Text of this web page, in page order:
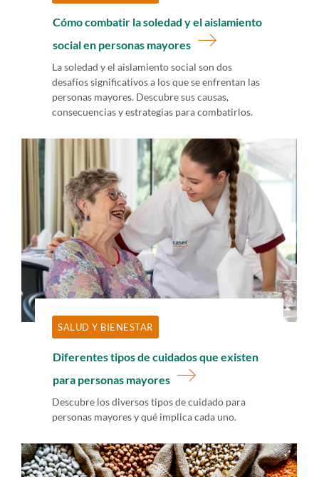
Cómo combatir la soledad y el aislamiento
social en personas mayores
La soledad y el aislamiento social son dos
desafíos significativos a los que se enfrentan las
personas mayores. Descubre sus causas,
consecuencias y estrategias para combatirlos.
SALUD Y BIENESTAR
Diferentes tipos de cuidados que existen
para personas mayores
Descubre los diversos tipos de cuidado para
personas mayores y qué implica cada uno.